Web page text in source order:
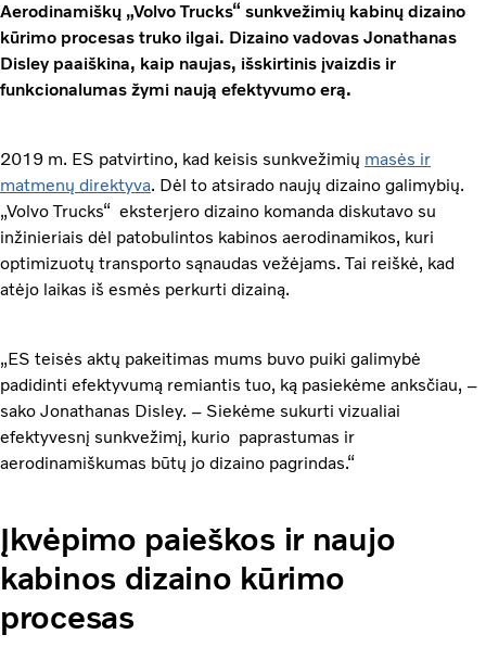
Aerodinamiškų „Volvo Trucks“ sunkvežimių kabinų dizaino
kūrimo procesas truko ilgai. Dizaino vadovas Jonathanas
Disley paaiškina, kaip naujas, išskirtinis įvaizdis ir
funkcionalumas žymi naują efektyvumo erą.
2019 m. ES patvirtino, kad keisis sunkvežimių masės ir
matmenų direktyva. Dėl to atsirado naujų dizaino galimybių.
„Volvo Trucks“ eksterjero dizaino komanda diskutavo su
inžinieriais dėl patobulintos kabinos aerodinamikos, kuri
optimizuotų transporto sąnaudas vežėjams. Tai reiškė, kad
atėjo laikas iš esmės perkurti dizainą.
„ES teisės aktų pakeitimas mums buvo puiki galimybė
padidinti efektyvumą remiantis tuo, ką pasiekėme anksčiau, –
sako Jonathanas Disley. – Siekėme sukurti vizualiai
efektyvesnį sunkvežimį, kurio paprastumas ir
aerodinamiškumas būtų jo dizaino pagrindas.“
Įkvėpimo paieškos ir naujo
kabinos dizaino kūrimo
procesas